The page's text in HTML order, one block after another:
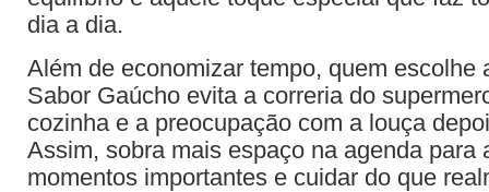
dia a dia.
Além de economizar tempo, quem escolhe
Sabor Gaúcho evita a correria do
cozinha e a preocupação com a louça
Assim, sobra mais espaço na agenda para
momentos importantes e cuidar do que